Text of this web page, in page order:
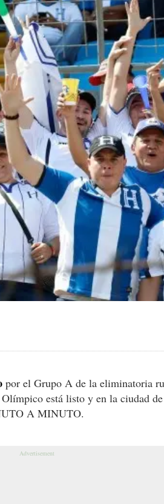
por el Grupo A de la eliminatoria
está listo y en la ciudad
A MINUTO.